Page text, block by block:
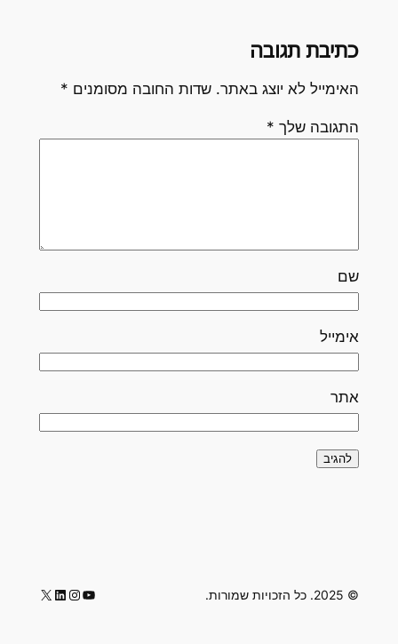
כתיבת תגובה
האימייל לא יוצג באתר. שדות החובה מסומנים *
התגובה שלך *
שם
אימייל
אתר
© 2025. כל הזכויות שמורות. YouTube
Instagram
LinkedIn
X